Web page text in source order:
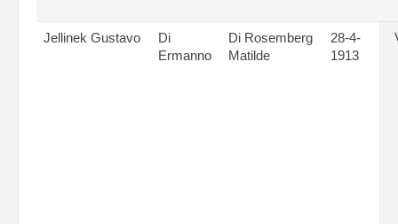
Jellinek Gustavo
Di
Ermanno
Di Rosemberg
Matilde
28-4-
1913